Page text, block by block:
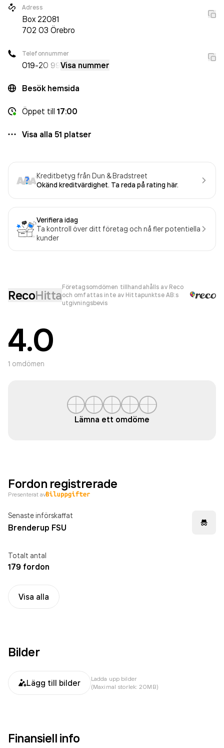
Adress
Box 22081
702 03 Örebro
Telefonnummer
019-20 99 Visa nummer
Besök hemsida
Öppet till 17:00
Visa alla 51 platser
Kreditbetyg från Dun & Bradstreet
Okänd kreditvärdighet. Ta reda på rating här.
Verifiera idag
Ta kontroll över ditt företag och nå fler potentiella
kunder
RecoHitta
Företagsomdömen tillhandahålls av Reco
och omfattas inte av Hittapunktse AB:s
utgivningsbevis
4.0
1 omdömen
Lämna ett omdöme
Fordon registrerade
Presenterat av
Senaste införskaffat
Brenderup FSU
Totalt antal
179 fordon
Visa alla
Bilder
Lägg till bilder
Ladda upp bilder
(Maximal storlek: 20MB)
Finansiell info